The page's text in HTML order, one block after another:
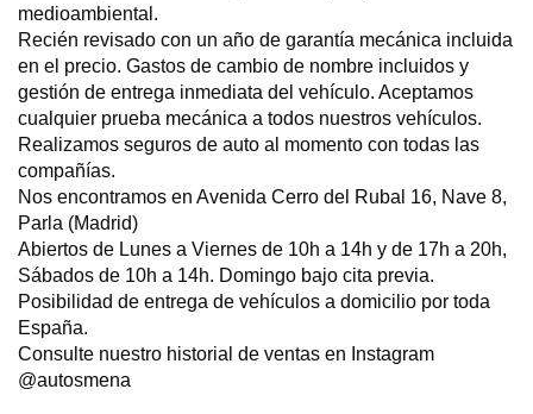
medioambiental.
Recién revisado con un año de garantía mecánica incluida
en el precio. Gastos de cambio de nombre incluidos y
gestión de entrega inmediata del vehículo. Aceptamos
cualquier prueba mecánica a todos nuestros vehículos.
Realizamos seguros de auto al momento con todas las
compañías.
Nos encontramos en Avenida Cerro del Rubal 16, Nave 8,
Parla (Madrid)
Abiertos de Lunes a Viernes de 10h a 14h y de 17h a 20h,
Sábados de 10h a 14h. Domingo bajo cita previa.
Posibilidad de entrega de vehículos a domicilio por toda
España.
Consulte nuestro historial de ventas en Instagram
@autosmena